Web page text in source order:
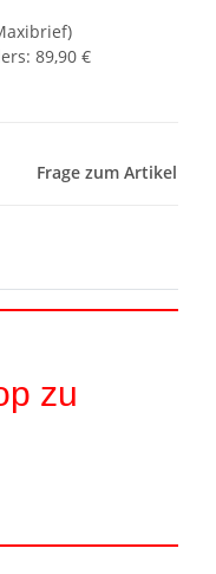
: 89,90 €
Frage zum Artikel
zu